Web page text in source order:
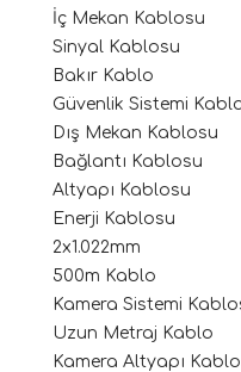
İç Mekan Kablosu
Sinyal Kablosu
Bakır Kablo
Güvenlik Sistemi
Dış Mekan Kablosu
Bağlantı Kablosu
Altyapı Kablosu
Enerji Kablosu
2x1.022mm
500m Kablo
Kamera Sistemi
Uzun Metraj Kablo
Kamera Altyapı